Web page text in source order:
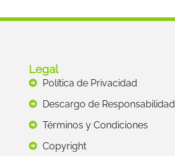
Legal
Política de Privacidad
Descargo de Responsabilidad
Términos y Condiciones
Copyright